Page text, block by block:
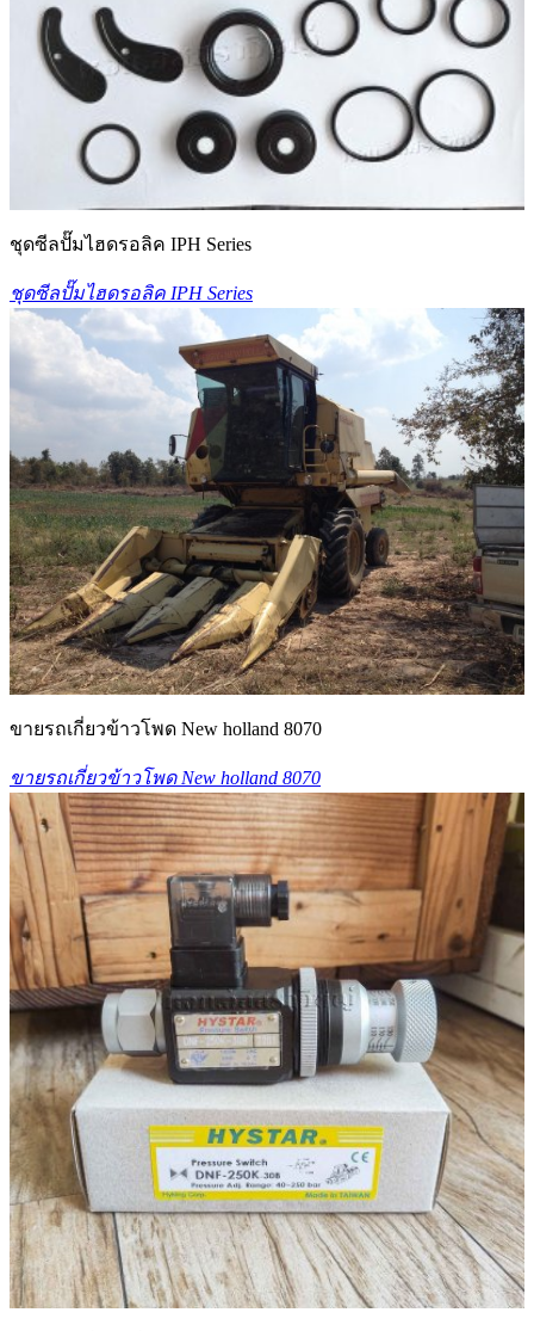
ชุดซีลปั๊มไฮดรอลิค IPH Series
ชุดซีลปั๊มไฮดรอลิค IPH Series
ขายรถเกี่ยวข้าวโพด New holland 8070
ขายรถเกี่ยวข้าวโพด New holland 8070